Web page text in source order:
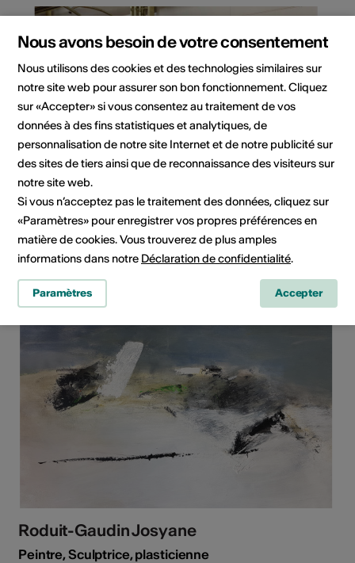
Rodrigues Pedro
Photographe
Roduit-Gaudin Josyane
Peintre, Sculptrice, plasticienne
Nous avons besoin de votre consentement
Nous utilisons des cookies et des technologies similaires sur
notre site web pour assurer son bon fonctionnement. Cliquez
sur «Accepter» si vous consentez au traitement de vos
données à des fins statistiques et analytiques, de
personnalisation de notre site Internet et de notre publicité sur
des sites de tiers ainsi que de reconnaissance des visiteurs sur
notre site web.
Si vous n’acceptez pas le traitement des données, cliquez sur
«Paramètres» pour enregistrer vos propres préférences en
matière de cookies. Vous trouverez de plus amples
informations dans notre Déclaration de confidentialité.
Paramètres Accepter